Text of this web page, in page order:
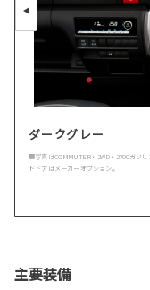
ダークグレー
■写真はCOMMUTER・2WD・2700ガソ
ドドアはメーカーオプション。
主要装備